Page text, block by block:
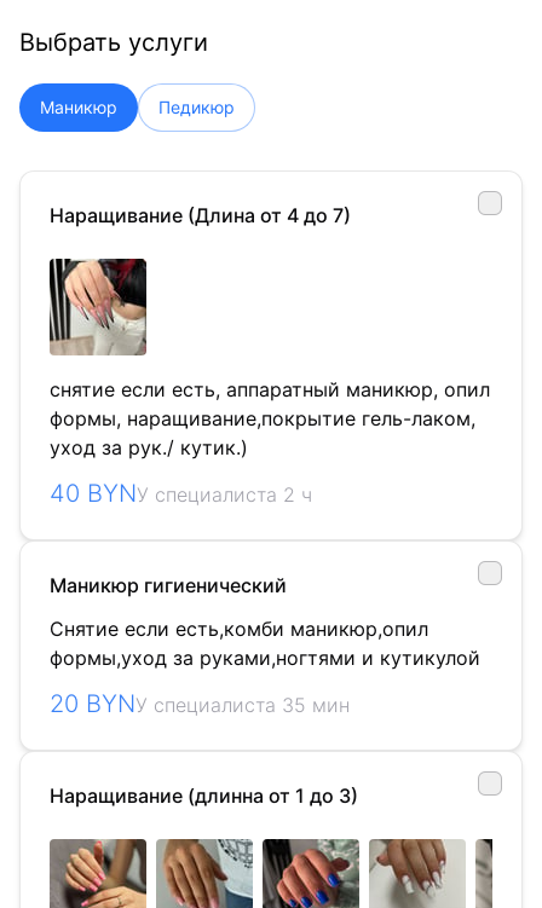
Выбрать услуги
Маникюр Педикюр
Наращивание (Длина от 4 до 7)
снятие если есть, аппаратный маникюр, опил
формы, наращивание,покрытие гель-лаком,
уход за рук./ кутик.)
40 BYNУ специалиста 2 ч
Маникюр гигиенический
Снятие если есть,комби маникюр,опил
формы,уход за руками,ногтями и кутикулой
20 BYNУ специалиста 35 мин
Наращивание (длинна от 1 до 3)